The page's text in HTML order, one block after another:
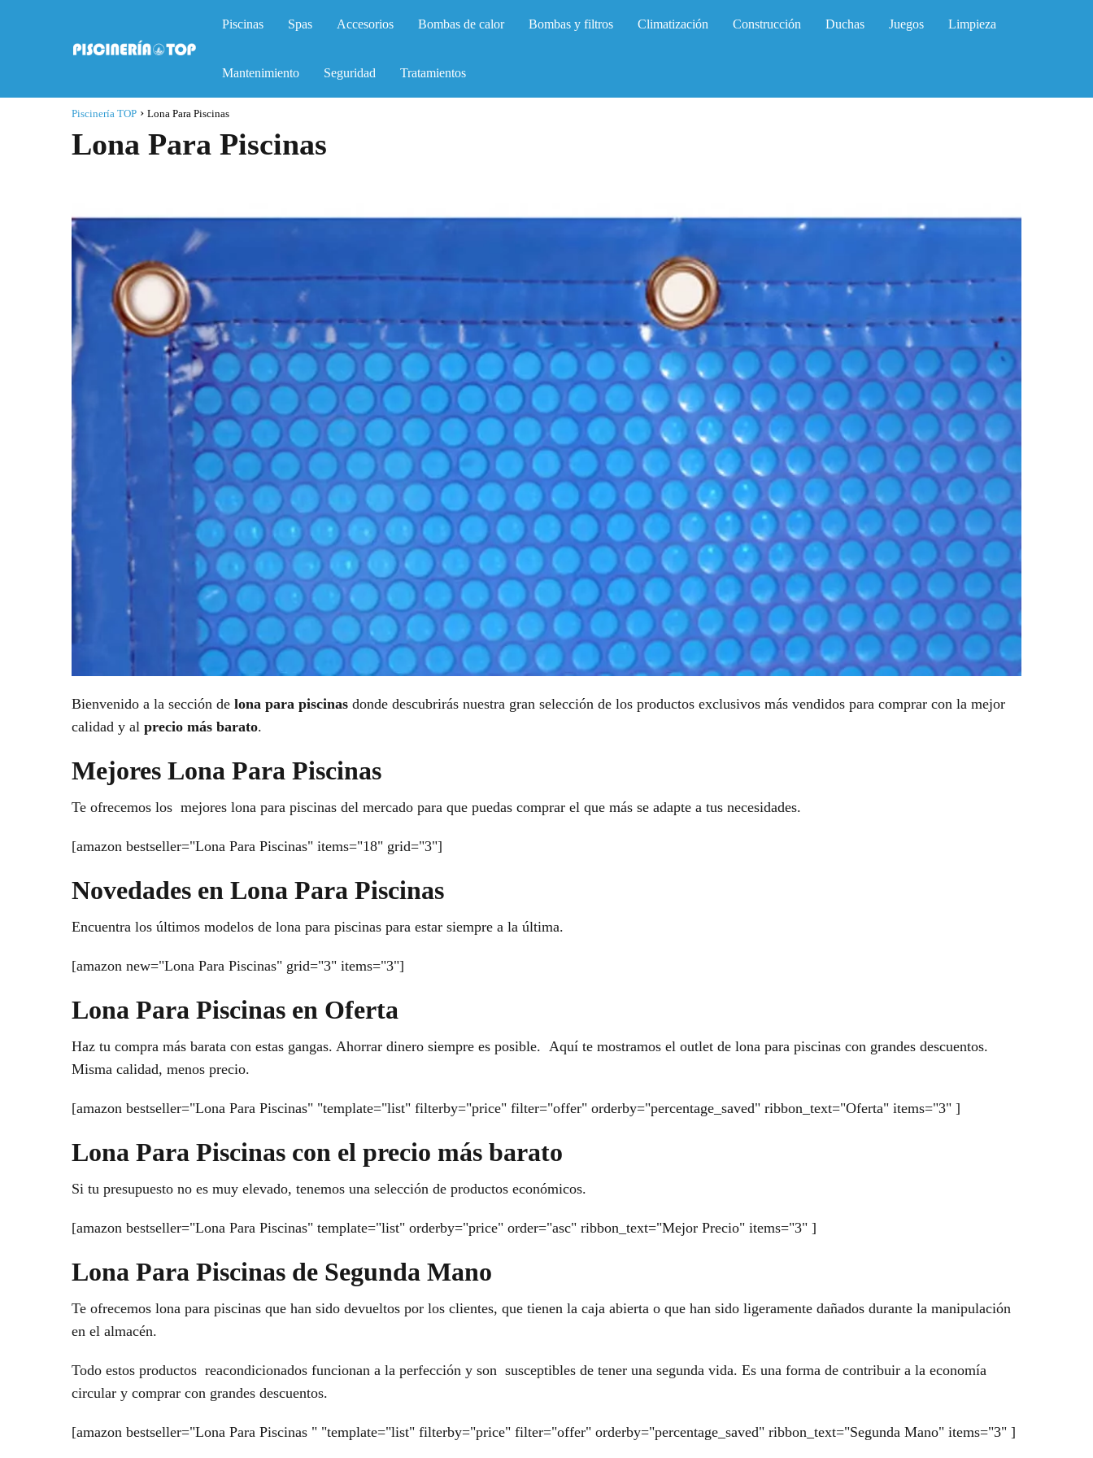
Piscinas Spas Accesorios Bombas de calor Bombas y filtros Climatización Construcción Duchas Juegos Limpieza
Mantenimiento Seguridad Tratamientos
Piscinería TOP Lona Para Piscinas
Lona Para Piscinas
Bienvenido a la sección de lona para piscinas donde descubrirás nuestra gran selección de los productos exclusivos más vendidos para comprar con la mejor
calidad y al precio más barato.
Mejores Lona Para Piscinas
Te ofrecemos los mejores lona para piscinas del mercado para que puedas comprar el que más se adapte a tus necesidades.
[amazon bestseller="Lona Para Piscinas" items="18" grid="3"]
Novedades en Lona Para Piscinas
Encuentra los últimos modelos de lona para piscinas para estar siempre a la última.
[amazon new="Lona Para Piscinas" grid="3" items="3"]
Lona Para Piscinas en Oferta
Haz tu compra más barata con estas gangas. Ahorrar dinero siempre es posible. Aquí te mostramos el outlet de lona para piscinas con grandes descuentos.
Misma calidad, menos precio.
[amazon bestseller="Lona Para Piscinas" "template="list" filterby="price" filter="offer" orderby="percentage_saved" ribbon_text="Oferta" items="3" ]
Lona Para Piscinas con el precio más barato
Si tu presupuesto no es muy elevado, tenemos una selección de productos económicos.
[amazon bestseller="Lona Para Piscinas" template="list" orderby="price" order="asc" ribbon_text="Mejor Precio" items="3" ]
Lona Para Piscinas de Segunda Mano
Te ofrecemos lona para piscinas que han sido devueltos por los clientes, que tienen la caja abierta o que han sido ligeramente dañados durante la manipulación
en el almacén.
Todo estos productos reacondicionados funcionan a la perfección y son susceptibles de tener una segunda vida. Es una forma de contribuir a la economía
circular y comprar con grandes descuentos.
[amazon bestseller="Lona Para Piscinas " "template="list" filterby="price" filter="offer" orderby="percentage_saved" ribbon_text="Segunda Mano" items="3" ]